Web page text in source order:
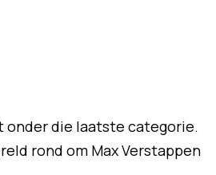
onder die laatste categorie.
rond om Max Verstappen